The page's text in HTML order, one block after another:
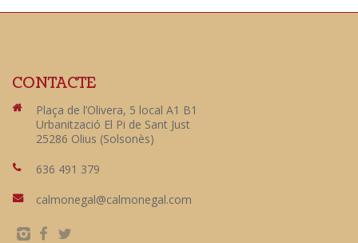
CONTACTE
Plaça de l’Olivera, 5 local A1 B1
Urbanització El Pi de Sant Just
25286 Olius (Solsonès)
636 491 379
calmonegal@calmonegal.com